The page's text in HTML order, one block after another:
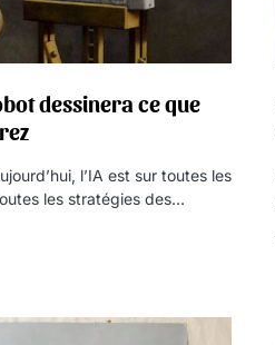
dessinera ce que
l’IA est sur toutes les
les stratégies des…